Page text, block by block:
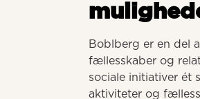
Boblberg er en del
fællesskaber og
sociale initiativer ét
aktiviteter og